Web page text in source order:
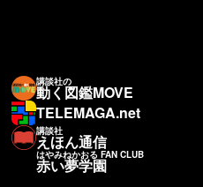
講談社の
動く図鑑MOVE
TELEMAGA.net
講談社
えほん通信
はやみねかおる FAN CLUB
赤い夢学園